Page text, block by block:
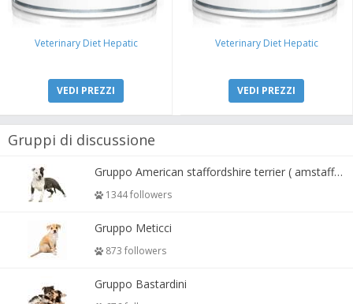
Veterinary Diet Hepatic
VEDI PREZZI
Veterinary Diet Hepatic
VEDI PREZZI
Gruppi di discussione
Gruppo American staffordshire terrier ( amstaff, amastaff )
1344 followers
Gruppo Meticci
873 followers
Gruppo Bastardini